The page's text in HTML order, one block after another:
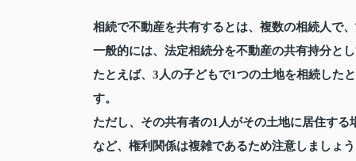
相続で不動産を共有するとは、複数の相続人で
一般的には、法定相続分を不動産の共有持分と
たとえば、3人の子どもで1つの土地を相続した
す。
ただし、その共有者の1人がその土地に居住す
など、権利関係は複雑であるため注意しましょ